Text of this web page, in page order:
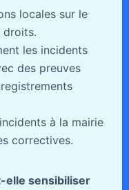
locales sur le
droits.
les incidents
des preuves
à la mairie
correctives.
elle sensibiliser